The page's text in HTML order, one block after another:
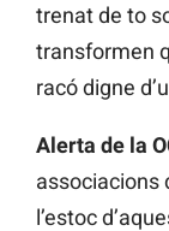
trenat de to
transformen
racó digne
Alerta de la
associacions
l’estoc